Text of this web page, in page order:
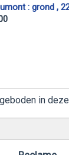
: grond ,
in